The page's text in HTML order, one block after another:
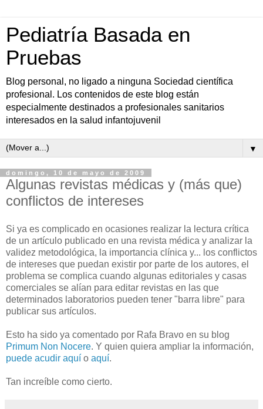
Pediatría Basada en
Pruebas
Blog personal, no ligado a ninguna Sociedad científica
profesional. Los contenidos de este blog están
especialmente destinados a profesionales sanitarios
interesados en la salud infantojuvenil
▼
domingo, 10 de mayo de 2009
Algunas revistas médicas y (más que)
conflictos de intereses
Si ya es complicado en ocasiones realizar la lectura crítica
de un artículo publicado en una revista médica y analizar la
validez metodológica, la importancia clínica y... los conflictos
de intereses que puedan existir por parte de los autores, el
problema se complica cuando algunas editoriales y casas
comerciales se alían para editar revistas en las que
determinados laboratorios pueden tener "barra libre" para
publicar sus artículos.
Esto ha sido ya comentado por Rafa Bravo en su blog
Primum Non Nocere. Y quien quiera ampliar la información,
puede acudir aquí o aquí.
Tan increíble como cierto.